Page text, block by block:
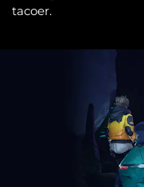
tacoer.